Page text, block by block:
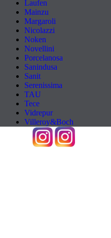
Laufen
Mainzu
Margaroli
Nicolazzi
Noken
Novellini
Porcelanosa
Sanindusa
Sanit
Serenissima
TAU
Tece
Vidrepur
Villeroy&Boch